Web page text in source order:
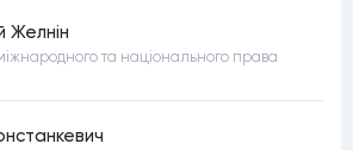
Желнін
та національного права